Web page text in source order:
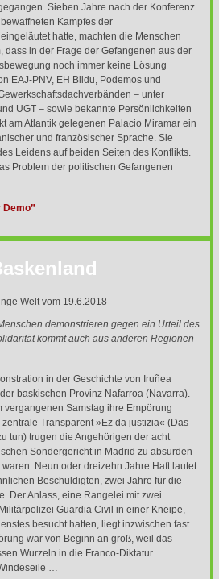
Sieben Jahre nach der Konferenz
Kampfes der
hatte, machten die Menschen
dass in der Frage der Gefangenen aus der
noch immer keine Lösung
EAJ-PNV, EH Bildu, Podemos und
– unter
UGT – sowie bekannte Persönlichkeiten
am Atlantik gelegenen Palacio Miramar ein
und französischer Sprache. Sie
Leidens auf beiden Seiten des Konflikts.
Problem der politischen Gefangenen
Demo”
Welt vom 19.6.2018
demonstrieren gegen ein Urteil des
kommt auch aus anderen Regionen
in der Geschichte von Iruñea
baskischen Provinz Nafarroa (Navarra).
vergangenen Samstag ihre Empörung
zentrale Transparent »Ez da justizia« (Das
tun) trugen die Angehörigen der acht
Sondergericht in Madrid zu absurden
Neun oder dreizehn Jahre Haft lautet
Beschuldigten, zwei Jahre für die
Der Anlass, eine Rangelei mit zwei
Guardia Civil in einer Kneipe,
besucht hatten, liegt inzwischen fast
war von Beginn an groß, weil das
Wurzeln in die Franco-Diktatur
…